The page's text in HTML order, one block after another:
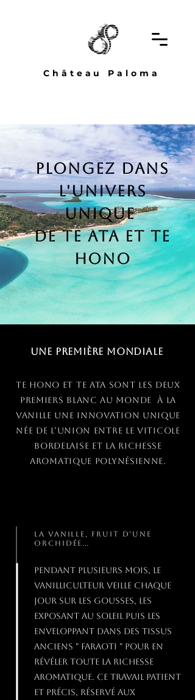
Château Paloma
Plongez dans
l'univers
unique
de Te Ata et Te
Hono
Une première mondiale
Te Hono et Te Ata sont les deux
premiers blanc au monde à la
vanille une innovation unique
née de l’union entre le viticole
bordelaise et la richesse
aromatique polynésienne.
La vanille, fruit d'une
orchidée…
Pendant plusieurs mois, le
vanilliculteur veille chaque
jour sur les gousses, les
exposant au soleil puis les
enveloppant dans des tissus
anciens " faraoti " pour en
révéler toute la richesse
aromatique. Ce travail patient
et précis, réservé aux